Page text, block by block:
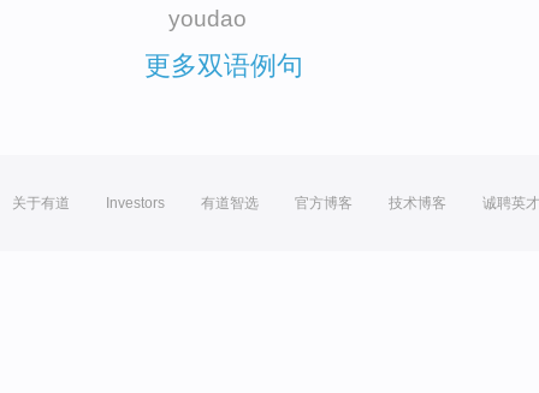
youdao
更多双语例句
关于有道 Investors 有道智选 官方博客 技术博客 诚聘英才